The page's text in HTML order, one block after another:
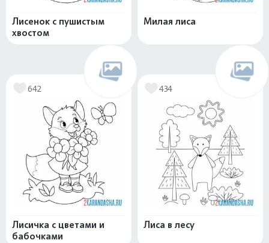
Лисенок с пушистым
хвостом
Милая лиса
642
Лисичка с цветами и
бабочками
434
Лиса в лесу